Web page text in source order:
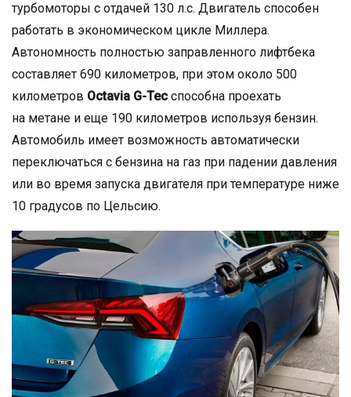
турбомоторы с отдачей 130 л.с. Двигатель способен
работать в экономическом цикле Миллера.
Автономность полностью заправленного лифтбека
составляет 690 километров, при этом около 500
километров Octavia G-Tec способна проехать
на метане и еще 190 километров используя бензин.
Автомобиль имеет возможность автоматически
переключаться с бензина на газ при падении давления
или во время запуска двигателя при температуре ниже
10 градусов по Цельсию.